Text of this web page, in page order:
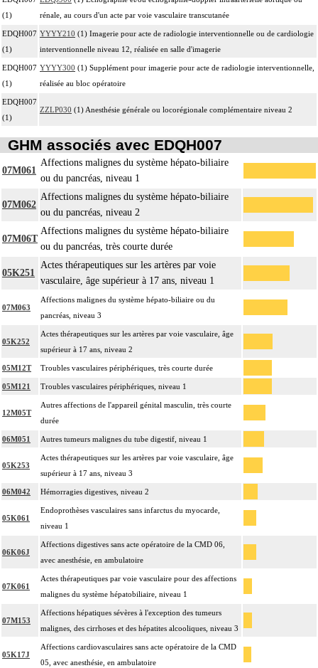
(1)
rénale, au cours d'un acte par voie vasculaire transcutanée
EDQH007
(1)
YYYY210 (1) Imagerie pour acte de radiologie interventionnelle ou de cardiologie
interventionnelle niveau 12, réalisée en salle d'imagerie
EDQH007
(1)
YYYY300 (1) Supplément pour imagerie pour acte de radiologie interventionnelle,
réalisée au bloc opératoire
EDQH007
(1)
ZZLP030 (1) Anesthésie générale ou locorégionale complémentaire niveau 2
GHM associés avec EDQH007
07M061
Affections malignes du système hépato-biliaire
ou du pancréas, niveau 1
07M062
Affections malignes du système hépato-biliaire
ou du pancréas, niveau 2
07M06T
Affections malignes du système hépato-biliaire
ou du pancréas, très courte durée
05K251
Actes thérapeutiques sur les artères par voie
vasculaire, âge supérieur à 17 ans, niveau 1
07M063
Affections malignes du système hépato-biliaire ou du
pancréas, niveau 3
05K252
Actes thérapeutiques sur les artères par voie vasculaire, âge
supérieur à 17 ans, niveau 2
05M12T Troubles vasculaires périphériques, très courte durée
05M121 Troubles vasculaires périphériques, niveau 1
12M05T
Autres affections de l'appareil génital masculin, très courte
durée
06M051 Autres tumeurs malignes du tube digestif, niveau 1
05K253
Actes thérapeutiques sur les artères par voie vasculaire, âge
supérieur à 17 ans, niveau 3
06M042 Hémorragies digestives, niveau 2
05K061
Endoprothèses vasculaires sans infarctus du myocarde,
niveau 1
06K06J
Affections digestives sans acte opératoire de la CMD 06,
avec anesthésie, en ambulatoire
07K061
Actes thérapeutiques par voie vasculaire pour des affections
malignes du système hépatobiliaire, niveau 1
07M153
Affections hépatiques sévères à l'exception des tumeurs
malignes, des cirrhoses et des hépatites alcooliques, niveau 3
05K17J
Affections cardiovasculaires sans acte opératoire de la CMD
05, avec anesthésie, en ambulatoire